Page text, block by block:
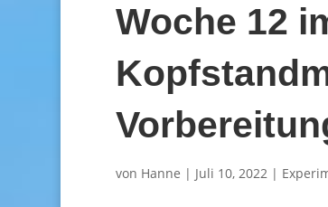
Woche 12
von Hanne | Juli 10, 2022|